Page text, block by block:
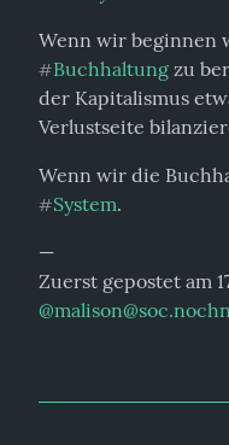
Wenn wir beginnen
#Buchhaltung zu
der Kapitalismus
Verlustseite
#System.
—
@